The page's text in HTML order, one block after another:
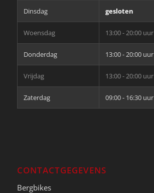
Dinsdag gesloten
Woensdag 13:00 - 20:00 uur
Donderdag 13:00 - 20:00 uur
Vrijdag 13:00 - 20:00 uur
Zaterdag 09:00 - 16:30 uur
CONTACTGEGEVENS
Bergbikes